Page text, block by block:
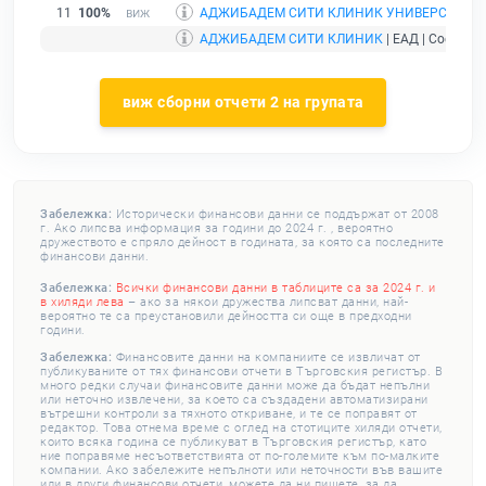
11
100%
АДЖИБАДЕМ СИТИ КЛИНИК
АДЖИБАДЕМ СИТИ КЛИНИК | ЕАД | София |
виж сборни отчети 2 на групата
Забележка: Исторически финансови данни се поддържат от 2008
г. Ако липсва информация за години до 2024 г. , вероятно
дружеството е спряло дейност в годината, за която са последните
финансови данни.
Забележка: Всички финансови данни в таблиците са за 2024 г. и
в хиляди лева – ако за някои дружества липсват данни, най-
вероятно те са преустановили дейността си още в предходни
години.
Забележка: Финансовите данни на компаниите се извличат от
публикуваните от тях финансови отчети в Търговския регистър. В
много редки случаи финансовите данни може да бъдат непълни
или неточно извлечени, за което са създадени автоматизирани
вътрешни контроли за тяхното откриване, и те се поправят от
редактор. Това отнема време с оглед на стотиците хиляди отчети,
които всяка година се публикуват в Търговския регистър, като
ние поправяме несъответствията от по-големите към по-малките
компании. Ако забележите непълноти или неточности във вашите